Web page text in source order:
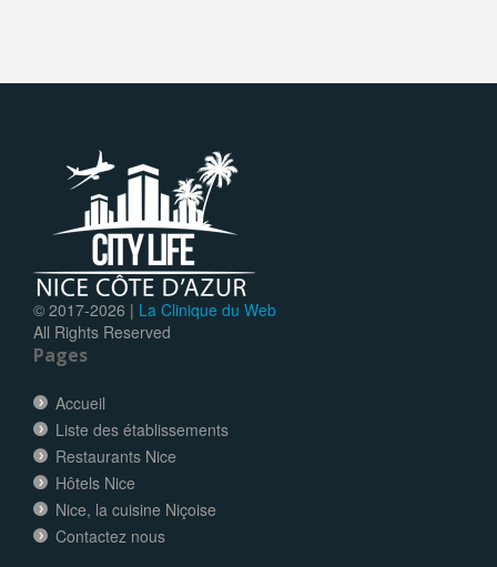
© 2017-2026 | La Clinique du Web
All Rights Reserved
Pages
Accueil
Liste des établissements
Restaurants Nice
Hôtels Nice
Nice, la cuisine Niçoise
Contactez nous